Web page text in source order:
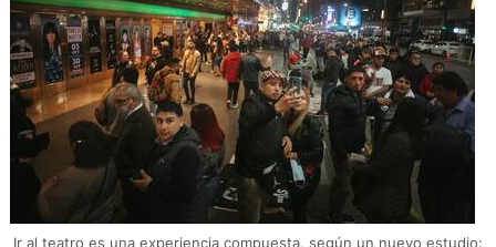
Ir al teatro es una experiencia compuesta, según un nuevo estudio: